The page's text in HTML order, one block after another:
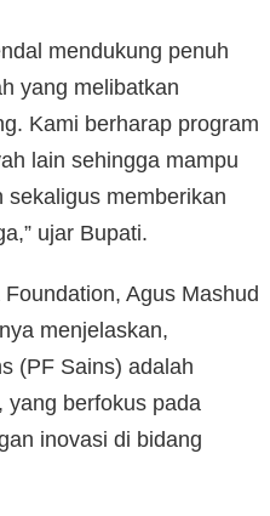
mendukung penuh
yang melibatkan
Kami berharap program
lain sehingga mampu
sekaligus memberikan
ujar Bupati.
Agus Mashud
menjelaskan,
(PF Sains) adalah
yang berfokus pada
inovasi di bidang